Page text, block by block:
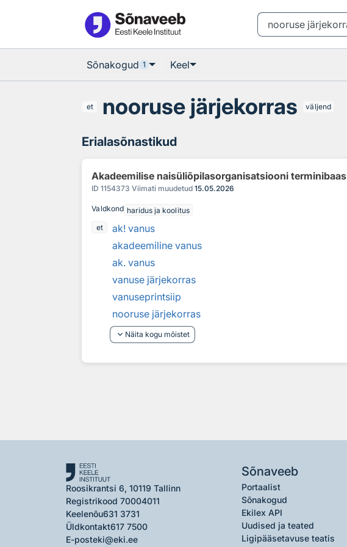
Sõnakogud 1 Keel
et nooruse järjekorras väljend
Erialasõnastikud
Akadeemilise naisüliõpilasorganisatsiooni terminibaas
ID 1154373 Viimati muudetud 15.05.2026
Valdkond haridus ja koolitus
et
ak! vanus
akadeemiline vanus
ak. vanus
vanuse järjekorras
vanuseprintsiip
nooruse järjekorras
keyboard_arrow_down Näita kogu mõistet
Roosikrantsi 6, 10119 Tallinn
Registrikood 70004011
Keelenõu631 3731
Üldkontakt617 7500
E-posteki@eki.ee
Sõnaveeb
Portaalist
Sõnakogud
Ekilex API
Uudised ja teated
Ligipääsetavuse teatis